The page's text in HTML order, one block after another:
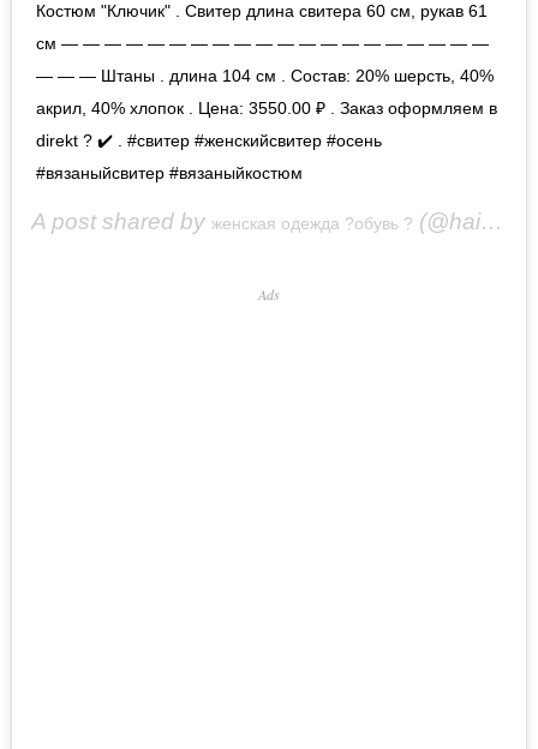
Костюм "Ключик" . Свитер длина свитера 60 см, рукав 61
см — — — — — — — — — — — — — — — — — — — —
— — — Штаны . длина 104 см . Состав: 20% шерсть, 40%
акрил, 40% хлопок . Цена: 3550.00 ₽ . Заказ оформляем в
direkt ? ✔️ . #свитер #женскийсвитер #осень
#вязаныйсвитер #вязаныйкостюм
A post shared by женская одежда ?обувь ? (@hai_successo) on
Ads